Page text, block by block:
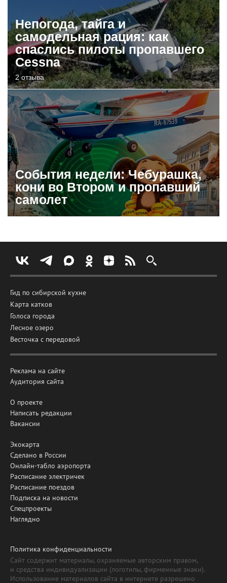
Непогода, тайга и
самодельная рация: как
спаслись пилоты пропавшего
Cessna
2 отзыва
События недели: Чебурашка,
кони во Втором и пропавший
самолет
Гид по сибирской кухне
Карта катков
Голоса города
Лесное озеро
Весточка с передовой
Реклама на сайте
Аудитория сайта
О проекте
Написать редакции
Вакансии
Экокарта
Сделано в России
Онлайн-табло аэропорта
Расписание электричек
Расписание поездов
Подписка на новости
Спецпроекты
Наглядно
Политика конфиденциальности
Сайт содержит материалы, охраняемые авторским правом,
и средства индивидуализации (логотипы, фирменные знаки).
Использование материалов сайта в интернете разрешено